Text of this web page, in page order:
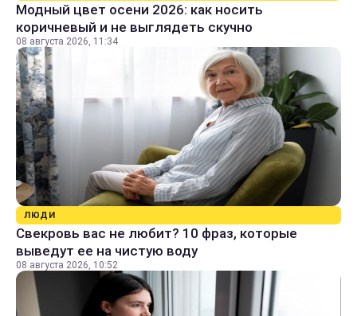
Модный цвет осени 2026: как носить
коричневый и не выглядеть скучно
08 августа 2026, 11:34
ЛЮДИ
Свекровь вас не любит? 10 фраз, которые
выведут ее на чистую воду
08 августа 2026, 10:52